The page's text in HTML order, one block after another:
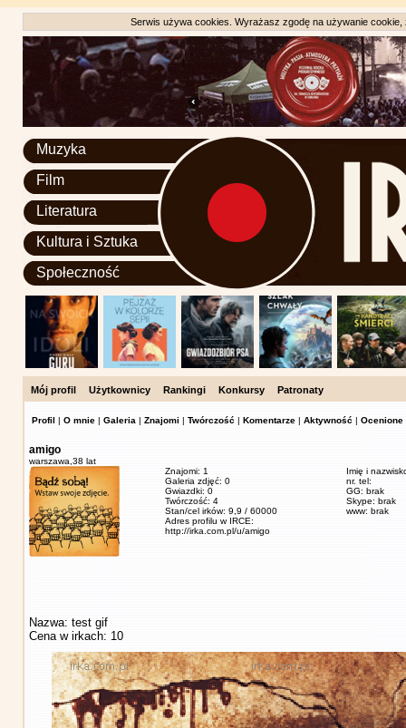
Serwis używa cookies. Wyrażasz zgodę na używanie
Muzyka
Film
Literatura
Kultura i Sztuka
Społeczność
Mój profil Użytkownicy Rankingi Konkursy Patronaty
Profil | O mnie | Galeria | Znajomi | Twórczość | Komentarze | Aktywność | Ocenione
amigo
warszawa, 38 lat
Znajomi: 1
Galeria zdjęć: 0
Gwiazdki: 0
Twórczość: 4
Stan/cel irków: 9,9 / 60000
Adres profilu w IRCE:
http://irka.com.pl/u/amigo
Imię i
nr. tel:
GG: brak
Skype: brak
www: brak
Nazwa: test gif
Cena w irkach: 10